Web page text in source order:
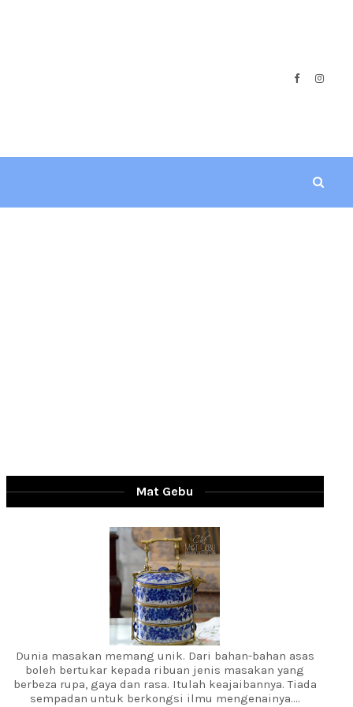
Mat Gebu
Dunia masakan memang unik. Dari bahan-bahan asas
boleh bertukar kepada ribuan jenis masakan yang
berbeza rupa, gaya dan rasa. Itulah keajaibannya. Tiada
sempadan untuk berkongsi ilmu mengenainya....